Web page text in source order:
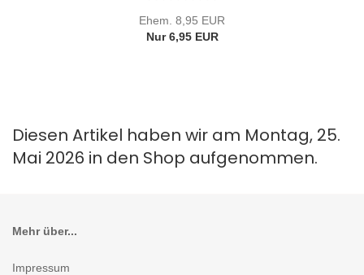
Ehem. 8,95 EUR
Nur 6,95 EUR
Diesen Artikel haben wir am Montag, 25.
Mai 2026 in den Shop aufgenommen.
Mehr über...
Impressum